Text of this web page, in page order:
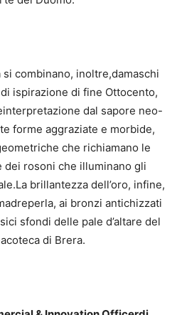
combinano, inoltre,damaschi
ispirazione di fine Ottocento,
dal sapore neo-
forme aggraziate e morbide,
che richiamano le
rosoni che illuminano gli
brillantezza dell’oro, infine,
ai bronzi antichizzati
sfondi delle pale d’altare del
di Brera.